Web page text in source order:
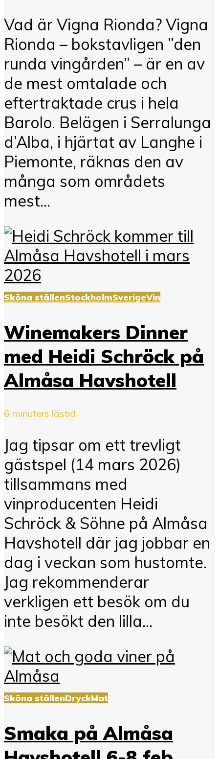
Vad är Vigna Rionda? Vigna
Rionda – bokstavligen ”den
runda vingården” – är en av
de mest omtalade och
eftertraktade crus i hela
Barolo. Belägen i Serralunga
d’Alba, i hjärtat av Langhe i
Piemonte, räknas den av
många som områdets
mest...
Sköna ställenStockholmSverigeVin
Winemakers Dinner
med Heidi Schröck på
Almåsa Havshotell
6 minuters lästid
Jag tipsar om ett trevligt
gästspel (14 mars 2026)
tillsammans med
vinproducenten Heidi
Schröck & Söhne på Almåsa
Havshotell där jag jobbar en
dag i veckan som hustomte.
Jag rekommenderar
verkligen ett besök om du
inte besökt den lilla...
Sköna ställenDryckMat
Smaka på Almåsa